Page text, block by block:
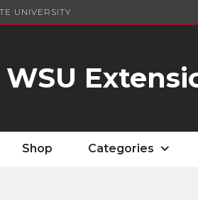
UNIVERSITY
WSU
Shop Categories